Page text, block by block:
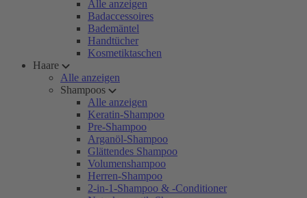
Alle anzeigen
Badaccessoires
Bademäntel
Handtücher
Kosmetiktaschen
Haare
Alle anzeigen
Shampoos
Alle anzeigen
Keratin-Shampoo
Pre-Shampoo
Arganöl-Shampoo
Glättendes Shampoo
Volumenshampoo
Herren-Shampoo
2-in-1-Shampoo & -Conditioner